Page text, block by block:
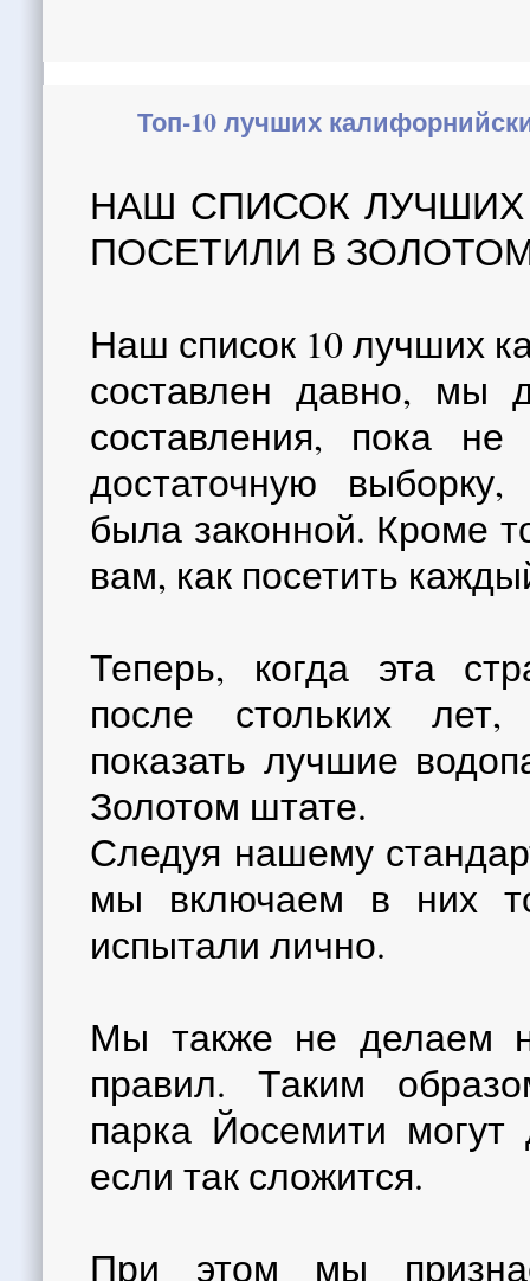
Топ-10 лучших
НАШ СПИСОК
ПОСЕТИЛИ В
Наш список 10 лучших
составлен давно, мы
составления, пока не
достаточную
была законной. Кроме
вам, как посетить
Теперь, когда эта
после стольких
показать лучшие
Золотом штате.
Следуя нашему
мы включаем в них
испытали лично.
Мы также не делаем
правил. Таким
парка Йосемити могут
если так сложится.
При этом мы